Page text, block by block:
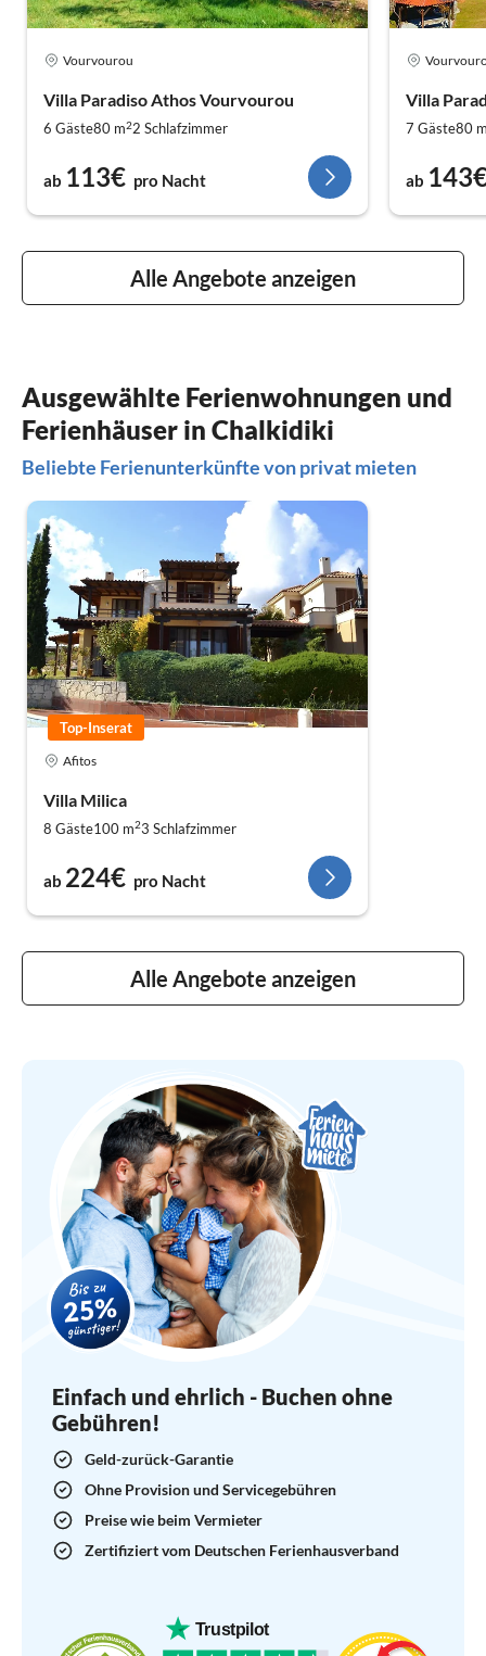
Vourvourou
Villa Paradiso Athos Vourvourou
6 Gäste80 m22 Schlafzimmer
ab 113€ pro Nacht
Villa
7 Gäste80
ab
Alle Angebote anzeigen
Ausgewählte Ferienwohnungen und
Ferienhäuser in Chalkidiki
Beliebte Ferienunterkünfte von privat mieten
Afitos
Villa Milica
8 Gäste100 m23 Schlafzimmer
ab 224€ pro Nacht
Top-Inserat
Alle Angebote anzeigen
Einfach und ehrlich - Buchen ohne
Gebühren!
Geld-zurück-Garantie
Ohne Provision und Servicegebühren
Preise wie beim Vermieter
Zertifiziert vom Deutschen Ferienhausverband